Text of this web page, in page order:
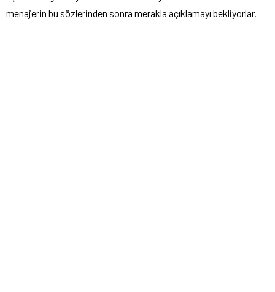
menajerin bu sözlerinden sonra merakla açıklamayı bekliyorlar.